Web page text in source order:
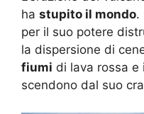
ha stupito il mondo.
per il suo potere
la dispersione di
fiumi di lava rossa e
scendono dal suo